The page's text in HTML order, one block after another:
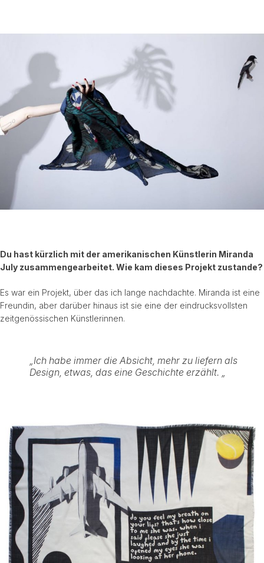
Du hast kürzlich mit der amerikanischen Künstlerin Miranda
July zusammengearbeitet. Wie kam dieses Projekt zustande?
Es war ein Projekt, über das ich lange nachdachte. Miranda ist eine
Freundin, aber darüber hinaus ist sie eine der eindrucksvollsten
zeitgenössischen Künstlerinnen.
„Ich habe immer die Absicht, mehr zu liefern als
Design, etwas, das eine Geschichte erzählt. „